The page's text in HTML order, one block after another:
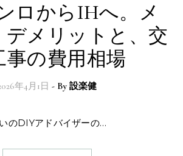
ロからIHへ。メ
デメリットと、交
事の費用相場
年4月1日 - By 設楽健
いのDIYアドバイザーの…